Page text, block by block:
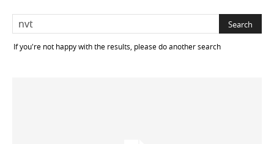
If you're not happy with the results, please do another search